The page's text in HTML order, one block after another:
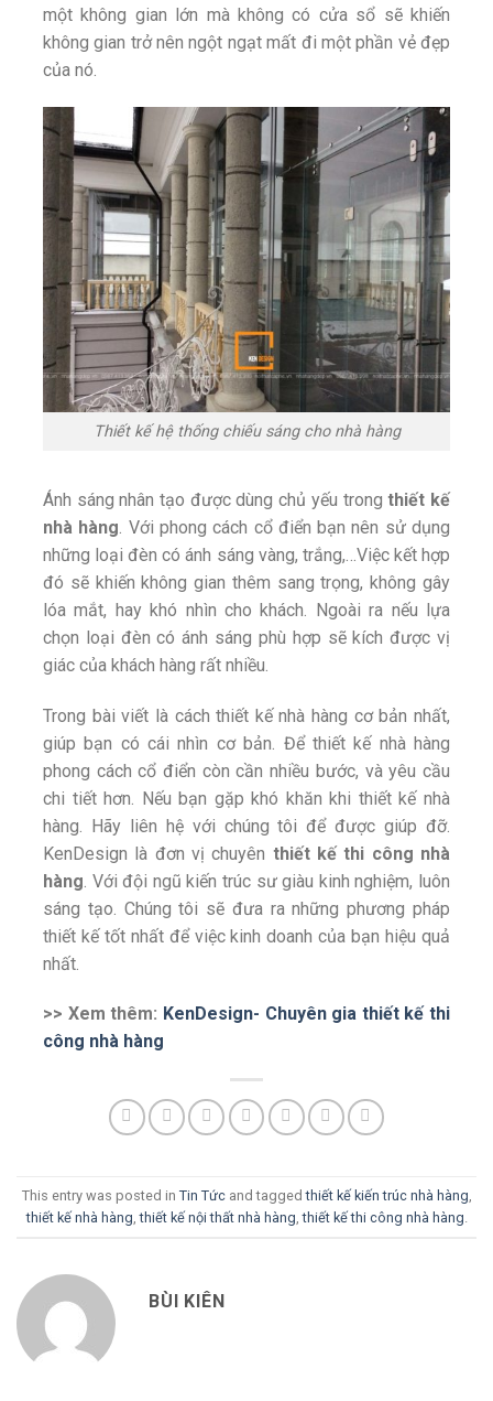
một không gian lớn mà không có cửa sổ sẽ khiến
không gian trở nên ngột ngạt mất đi một phần vẻ đẹp
của nó.
Thiết kế hệ thống chiếu sáng cho nhà hàng
Ánh sáng nhân tạo được dùng chủ yếu trong thiết kế
nhà hàng . Với phong cách cổ điển bạn nên sử dụng
những loại đèn có ánh sáng vàng, trắng,…Việc kết hợp
đó sẽ khiến không gian thêm sang trọng, không gây
lóa mắt, hay khó nhìn cho khách. Ngoài ra nếu lựa
chọn loại đèn có ánh sáng phù hợp sẽ kích được vị
giác của khách hàng rất nhiều.
Trong bài viết là cách thiết kế nhà hàng cơ bản nhất,
giúp bạn có cái nhìn cơ bản. Để thiết kế nhà hàng
phong cách cổ điển còn cần nhiều bước, và yêu cầu
chi tiết hơn. Nếu bạn gặp khó khăn khi thiết kế nhà
hàng. Hãy liên hệ với chúng tôi để được giúp đỡ.
KenDesign là đơn vị chuyên thiết kế thi công nhà
hàng . Với đội ngũ kiến trúc sư giàu kinh nghiệm, luôn
sáng tạo. Chúng tôi sẽ đưa ra những phương pháp
thiết kế tốt nhất để việc kinh doanh của bạn hiệu quả
nhất.
>> Xem thêm: KenDesign- Chuyên gia thiết kế thi
công nhà hàng
This entry was posted in Tin Tứcand taggedthiết kế kiến trúc nhà hàng
thiết kế nhà hàng ,thiết kế nội thất nhà hàng ,thiết kế thi công nhà hàng
BÙI KIÊN